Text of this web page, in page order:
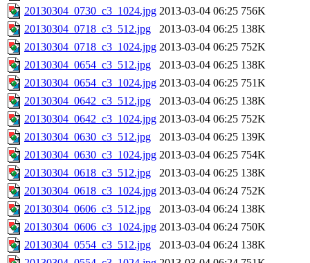
20130304_0730_c3_1024.jpg 2013-03-04 06:25 756K
20130304_0718_c3_512.jpg
2013-03-04 06:25 138K
20130304_0718_c3_1024.jpg 2013-03-04 06:25 752K
20130304_0654_c3_512.jpg
2013-03-04 06:25 138K
20130304_0654_c3_1024.jpg 2013-03-04 06:25 751K
20130304_0642_c3_512.jpg
2013-03-04 06:25 138K
20130304_0642_c3_1024.jpg 2013-03-04 06:25 752K
20130304_0630_c3_512.jpg
2013-03-04 06:25 139K
20130304_0630_c3_1024.jpg 2013-03-04 06:25 754K
20130304_0618_c3_512.jpg
2013-03-04 06:25 138K
20130304_0618_c3_1024.jpg 2013-03-04 06:24 752K
20130304_0606_c3_512.jpg
2013-03-04 06:24 138K
20130304_0606_c3_1024.jpg 2013-03-04 06:24 750K
20130304_0554_c3_512.jpg
2013-03-04 06:24 138K